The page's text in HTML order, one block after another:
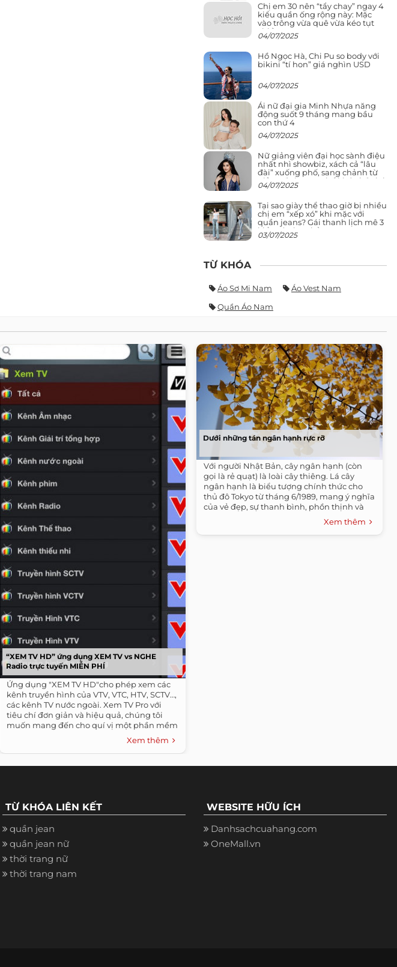
Chị em 30 nên “tẩy chay” ngay 4
kiểu quần ống rộng này: Mặc
vào trông vừa quê vừa kéo tụt
chiều cao
04/07/2025
Hồ Ngọc Hà, Chi Pu so body với
bikini “tí hon” giá nghìn USD
04/07/2025
Ái nữ đại gia Minh Nhựa năng
động suốt 9 tháng mang bầu
con thứ 4
04/07/2025
Nữ giảng viên đại học sành điệu
nhất nhì showbiz, xách cả “lâu
đài” xuống phố, sang chảnh từ
giảng đường ra phố khó ai đọ lại
04/07/2025
Tại sao giày thể thao giờ bị nhiều
chị em “xếp xó” khi mặc với
quần jeans? Gái thanh lịch mê 3
kiểu này hơn hẳn
03/07/2025
TỪ KHÓA
Áo Sơ Mi Nam
Áo Vest Nam
Quần Áo Nam
“XEM TV HD” ứng dụng XEM TV vs NGHE
Radio trực tuyến MIỄN PHÍ
Ứng dụng "XEM TV HD"cho phép xem các
kênh truyền hình của VTV, VTC, HTV, SCTV…,
các kênh TV nước ngoài. Xem TV Pro với
tiêu chí đơn giản và hiệu quả, chúng tôi
muốn mang đến cho quí vị một phần mềm
Xem thêm
Dưới những tán ngân hạnh rực rỡ
Với người Nhật Bản, cây ngân hạnh (còn
gọi là rẻ quạt) là loài cây thiêng. Lá cây
ngân hạnh là biểu tượng chính thức cho
thủ đô Tokyo từ tháng 6/1989, mang ý nghĩa
của vẻ đẹp, sự thanh bình, phồn thịnh và
Xem thêm
TỪ KHÓA LIÊN KẾT
quần jean
quần jean nữ
thời trang nữ
thời trang nam
WEBSITE HỮU ÍCH
Danhsachcuahang.com
OneMall.vn